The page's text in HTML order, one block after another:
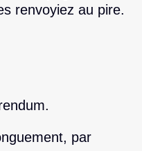
renvoyiez au pire.
par